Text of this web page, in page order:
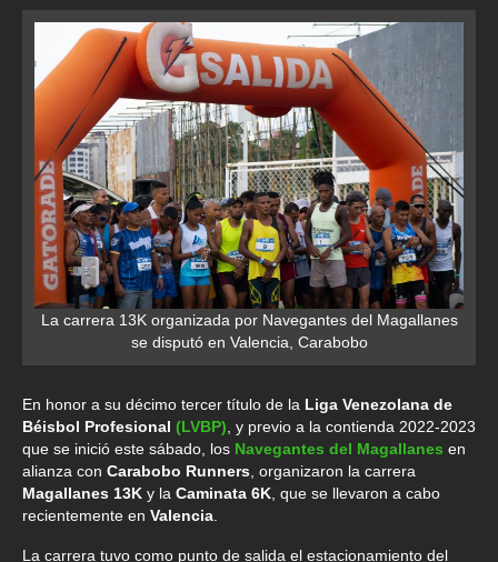
La carrera 13K organizada por Navegantes del Magallanes
se disputó en Valencia, Carabobo
En honor a su décimo tercer título de la Liga Venezolana de
Béisbol Profesional (LVBP) , y previo a la contienda 2022-2023
que se inició este sábado, los Navegantes del Magallanes en
alianza con Carabobo Runners , organizaron la carrera
Magallanes 13K y la Caminata 6K , que se llevaron a cabo
recientemente en Valencia
La carrera tuvo como punto de salida el estacionamiento del